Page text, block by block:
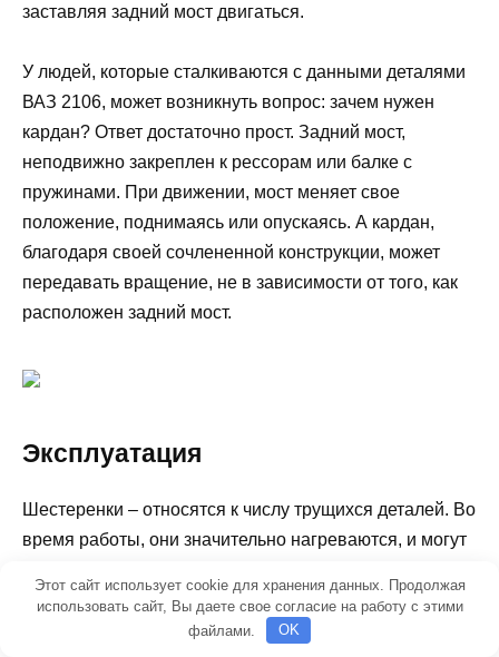
заставляя задний мост двигаться.
У людей, которые сталкиваются с данными деталями
ВАЗ 2106, может возникнуть вопрос: зачем нужен
кардан? Ответ достаточно прост. Задний мост,
неподвижно закреплен к рессорам или балке с
пружинами. При движении, мост меняет свое
положение, поднимаясь или опускаясь. А кардан,
благодаря своей сочлененной конструкции, может
передавать вращение, не в зависимости от того, как
расположен задний мост.
Эксплуатация
Шестеренки – относятся к числу трущихся деталей. Во
время работы, они значительно нагреваются, и могут
добавлять трансмиссионное масло.На ВАЗ 2106, в
данный механизм, оно заливается через
Этот сайт использует cookie для хранения данных. Продолжая
использовать сайт, Вы даете свое согласие на работу с этими
файлами.
OK